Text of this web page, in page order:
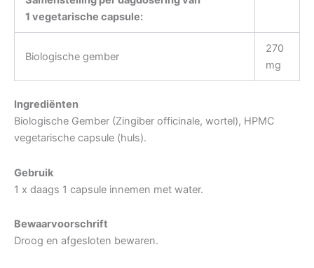
1 vegetarische capsule:
Biologische gember
270
mg
Ingrediënten
Biologische Gember (Zingiber officinale, wortel), HPMC
vegetarische capsule (huls).
Gebruik
1 x daags 1 capsule innemen met water.
Bewaarvoorschrift
Droog en afgesloten bewaren.